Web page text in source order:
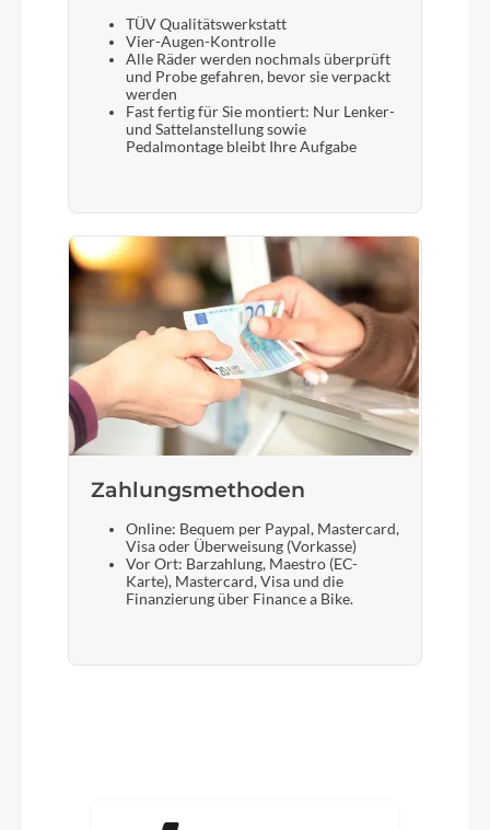
TÜV Qualitätswerkstatt
Vier-Augen-Kontrolle
Alle Räder werden nochmals überprüft
und Probe gefahren, bevor sie verpackt
werden
Fast fertig für Sie montiert: Nur Lenker-
und Sattelanstellung sowie
Pedalmontage bleibt Ihre Aufgabe
Zahlungsmethoden
Online: Bequem per Paypal, Mastercard,
Visa oder Überweisung (Vorkasse)
Vor Ort: Barzahlung, Maestro (EC-
Karte), Mastercard, Visa und die
Finanzierung über Finance a Bike.